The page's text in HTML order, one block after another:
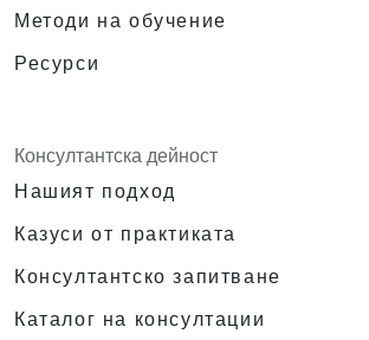
Методи на обучение
Ресурси
Консултантска дейност
Нашият подход
Казуси от практиката
Консултантско запитване
Каталог на консултации